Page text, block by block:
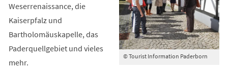
© Tourist Information Paderborn
Weserrenaissance, die
Kaiserpfalz und
Bartholomäuskapelle, das
Paderquellgebiet und vieles
mehr.